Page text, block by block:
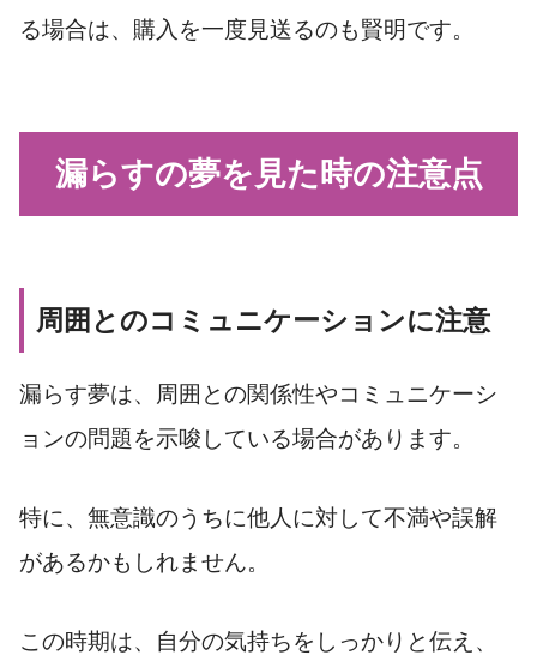
る場合は、購入を一度見送るのも賢明です。
漏らすの夢を見た時の注意点
周囲とのコミュニケーションに注意
漏らす夢は、周囲との関係性やコミュニケーシ
ョンの問題を示唆している場合があります。
特に、無意識のうちに他人に対して不満や誤解
があるかもしれません。
この時期は、自分の気持ちをしっかりと伝え、